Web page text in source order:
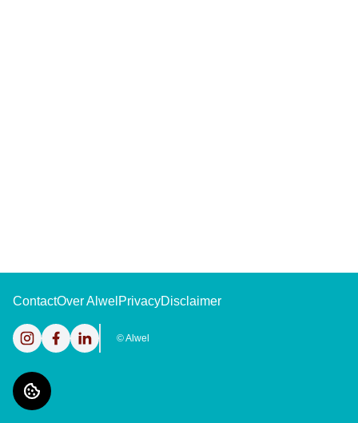
ContactOver Alwel PrivacyDisclaimer
Instagram
FacebookLinkedIn
©Alwel